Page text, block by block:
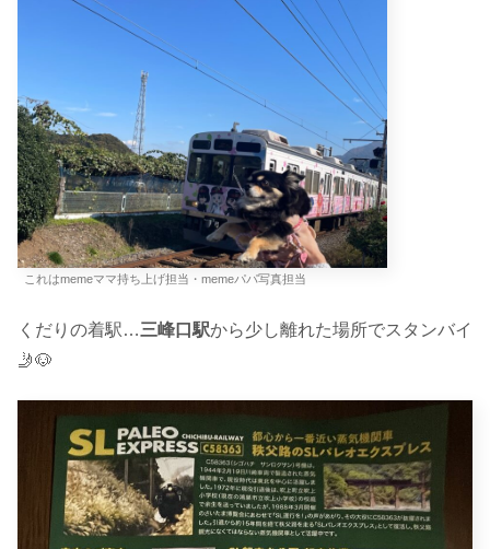
これはmemeママ持ち上げ担当・memeパパ写真担当
くだりの着駅…三峰口駅から少し離れた場所でスタンバイ
🤳🐶